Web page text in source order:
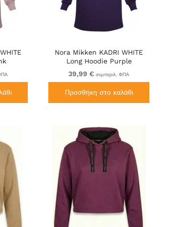
Nora Mikken KADRI WHITE
Long Hoodie Purple
39,99 € συμπεριλ. ΦΠΑ
Προσθήκη στο καλάθι